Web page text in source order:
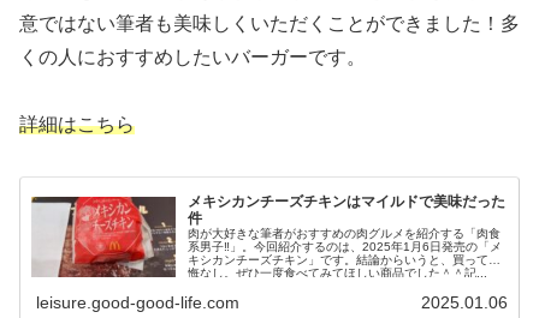
意ではない筆者も美味しくいただくことができました！多
くの人におすすめしたいバーガーです。
詳細はこちら
メキシカンチーズチキンはマイルドで美味だった
件
肉が大好きな筆者がおすすめの肉グルメを紹介する「肉食
系男子‼︎」。今回紹介するのは、2025年1月6日発売の「メ
キシカンチーズチキン」です。結論からいうと、買って後
悔なし。ぜひ一度食べてみてほしい商品でした＾＾記...
leisure.good-good-life.com 2025.01.06